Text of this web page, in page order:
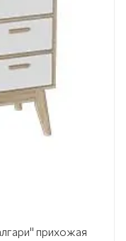
прихожая